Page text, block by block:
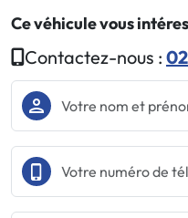
Ce véhicule vous
Contactez-nous :